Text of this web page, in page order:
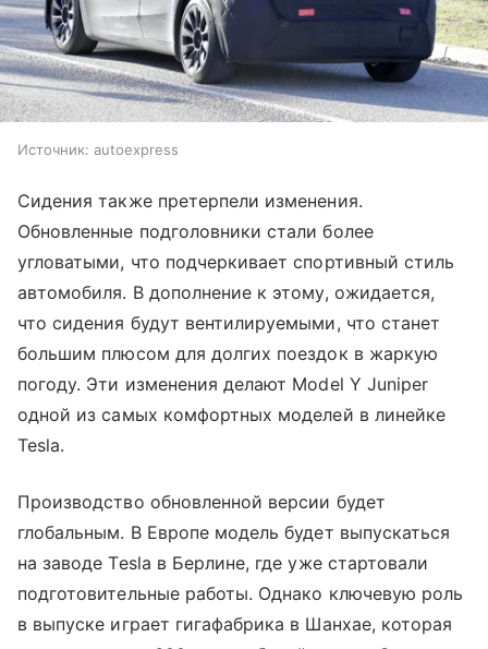
Источник: autoexpress
Сидения также претерпели изменения.
Обновленные подголовники стали более
угловатыми, что подчеркивает спортивный стиль
автомобиля. В дополнение к этому, ожидается,
что сидения будут вентилируемыми, что станет
большим плюсом для долгих поездок в жаркую
погоду. Эти изменения делают Model Y Juniper
одной из самых комфортных моделей в линейке
Tesla.
Производство обновленной версии будет
глобальным. В Европе модель будет выпускаться
на заводе Tesla в Берлине, где уже стартовали
подготовительные работы. Однако ключевую роль
в выпуске играет гигафабрика в Шанхае, которая